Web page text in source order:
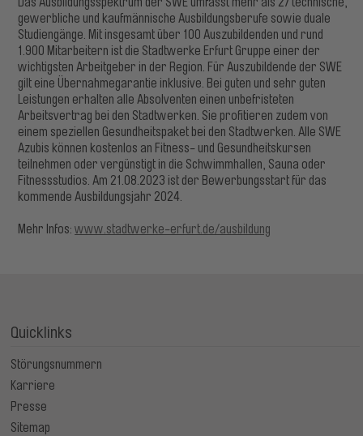
gewerbliche und kaufmännische Ausbildungsberufe sowie duale
Studiengänge. Mit insgesamt über 100 Auszubildenden und rund
1.900 Mitarbeitern ist die Stadtwerke Erfurt Gruppe einer der
wichtigsten Arbeitgeber in der Region. Für Auszubildende der SWE
gilt eine Übernahmegarantie inklusive. Bei guten und sehr guten
Leistungen erhalten alle Absolventen einen unbefristeten
Arbeitsvertrag bei den Stadtwerken. Sie profitieren zudem von
einem speziellen Gesundheitspaket bei den Stadtwerken. Alle SWE
Azubis können kostenlos an Fitness- und Gesundheitskursen
teilnehmen oder vergünstigt in die Schwimmhallen, Sauna oder
Fitnessstudios. Am 21.08.2023 ist der Bewerbungsstart für das
kommende Ausbildungsjahr 2024.
Mehr Infos:www.stadtwerke-erfurt.de/ausbildung
Quicklinks
Störungsnummern
Karriere
Presse
Sitemap